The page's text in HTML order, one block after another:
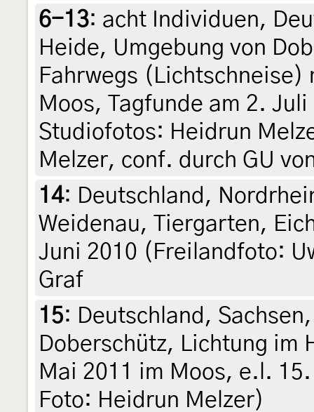
6-13: acht Individuen,
Heide, Umgebung von
Fahrwegs
Moos, Tagfunde am 2.
Studiofotos: Heidrun
Melzer, conf. durch GU
14: Deutschland,
Weidenau, Tiergarten,
Juni 2010 (Freilandfoto:
Graf
15: Deutschland,
Doberschütz, Lichtung im
Mai 2011 im Moos, e.l.
Foto: Heidrun Melzer)